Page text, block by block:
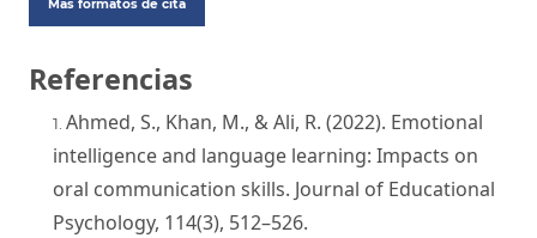
Más formatos de cita
Referencias
Ahmed, S., Khan, M., & Ali, R. (2022). Emotional
intelligence and language learning: Impacts on
oral communication skills. Journal of Educational
Psychology, 114(3), 512–526.